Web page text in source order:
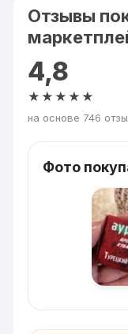
Отзывы
4,8
★★★★★
на основе 746
Фото